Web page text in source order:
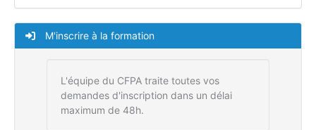
M'inscrire à la formation
L'équipe du CFPA traite toutes vos
demandes d'inscription dans un délai
maximum de 48h.